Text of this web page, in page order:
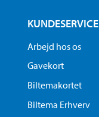
KUNDESERVICE
Arbejd hos os
Gavekort
Biltemakortet
Biltema Erhverv